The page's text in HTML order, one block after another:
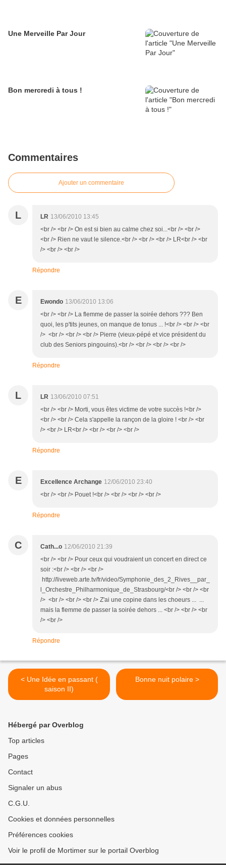
Une Merveille Par Jour
Bon mercredi à tous !
Commentaires
Ajouter un commentaire
L LR 13/06/2010 13:45
<br /> <br /> On est si bien au calme chez soi...<br /> <br />
<br /> Rien ne vaut le silence.<br /> <br /> <br /> LR<br /> <br
/> <br /> <br />
Répondre
E Ewondo 13/06/2010 13:06
<br /> <br /> La flemme de passer la soirée dehors ??? Ben
quoi, les p'tits jeunes, on manque de tonus ... !<br /> <br /> <br
/> <br /> <br /> <br /> Pierre (vieux-pépé et vice président du
club des Seniors pingouins).<br /> <br /> <br /> <br />
Répondre
L LR 13/06/2010 07:51
<br /> <br /> Morti, vous êtes victime de votre succès !<br />
<br /> <br /> Cela s'appelle la rançon de la gloire ! <br /> <br
/> <br /> LR<br /> <br /> <br /> <br />
Répondre
E Excellence Archange 12/06/2010 23:40
<br /> <br /> Pouet !<br /> <br /> <br /> <br />
Répondre
C Cath...o 12/06/2010 21:39
<br /> <br /> Pour ceux qui voudraient un concert en direct ce
soir :<br /> <br /> <br />
http://liveweb.arte.tv/fr/video/Symphonie_des_2_Rives__par_
l_Orchestre_Philharmonique_de_Strasbourg/<br /> <br /> <br
/> <br /> <br /> <br /> Z'ai une copine dans les choeurs ... ...
mais la flemme de passer la soirée dehors ... <br /> <br /> <br
/> <br />
Répondre
< Une Idée en passant (
saison II)
Bonne nuit polaire >
Hébergé par Overblog
Top articles
Pages
Contact
Signaler un abus
C.G.U.
Cookies et données personnelles
Préférences cookies
Voir le profil de Mortimer sur le portail Overblog